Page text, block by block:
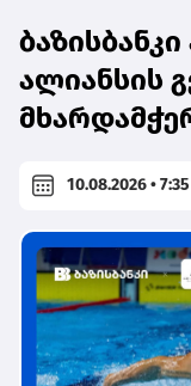
ალიანსის
10.08.2026 • 7:35